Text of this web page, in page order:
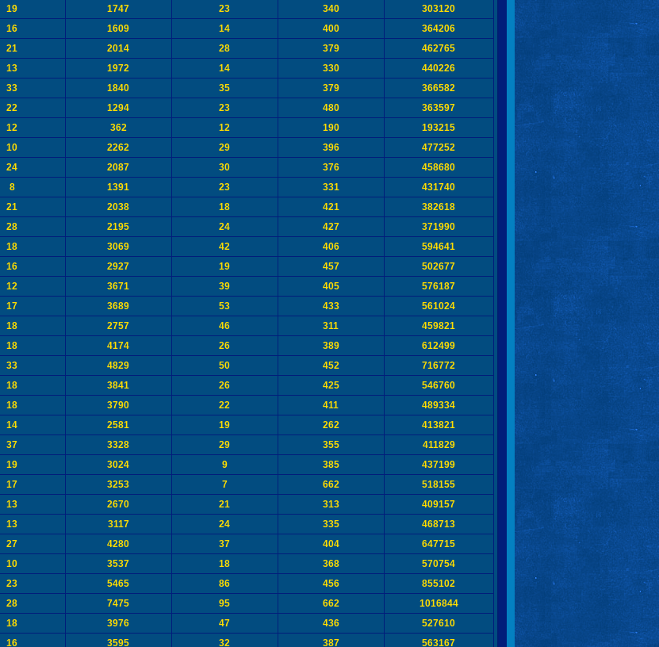
19 1747 23 340
303120
16 1609 14 400
364206
21 2014 28 379
462765
13 1972 14 330
440226
33 1840 35 379
366582
22 1294 23 480
363597
12 362 12 190
193215
10 2262 29 396
477252
24 2087 30 376
458680
8 1391 23 331
431740
21 2038 18 421
382618
28 2195 24 427
371990
18 3069 42 406
594641
16 2927 19 457
502677
12 3671 39 405
576187
17 3689 53 433
561024
18 2757 46 311
459821
18 4174 26 389
612499
33 4829 50 452
716772
18 3841 26 425
546760
18 3790 22 411
489334
14 2581 19 262
413821
37 3328 29 355
411829
19 3024 9 385
437199
17 3253 7 662
518155
13 2670 21 313
409157
13 3117 24 335
468713
27 4280 37 404
647715
10 3537 18 368
570754
23 5465 86 456
855102
28 7475 95 662
1016844
18 3976 47 436
527610
16 3595 32 387 563167